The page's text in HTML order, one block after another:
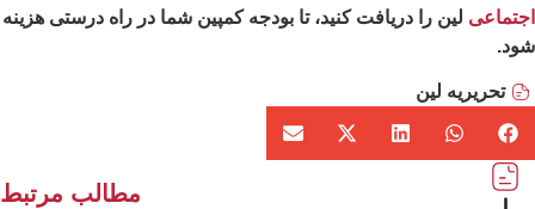
لین را دریافت کنید، تا بودجه کمپین شما در راه درستی هزینه
تحریریه لین
مطالب مرتبط